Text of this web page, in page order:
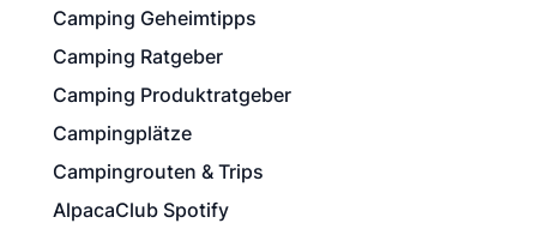
Camping Geheimtipps
Camping Ratgeber
Camping Produktratgeber
Campingplätze
Campingrouten & Trips
AlpacaClub Spotify